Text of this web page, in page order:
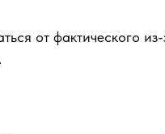
от фактического